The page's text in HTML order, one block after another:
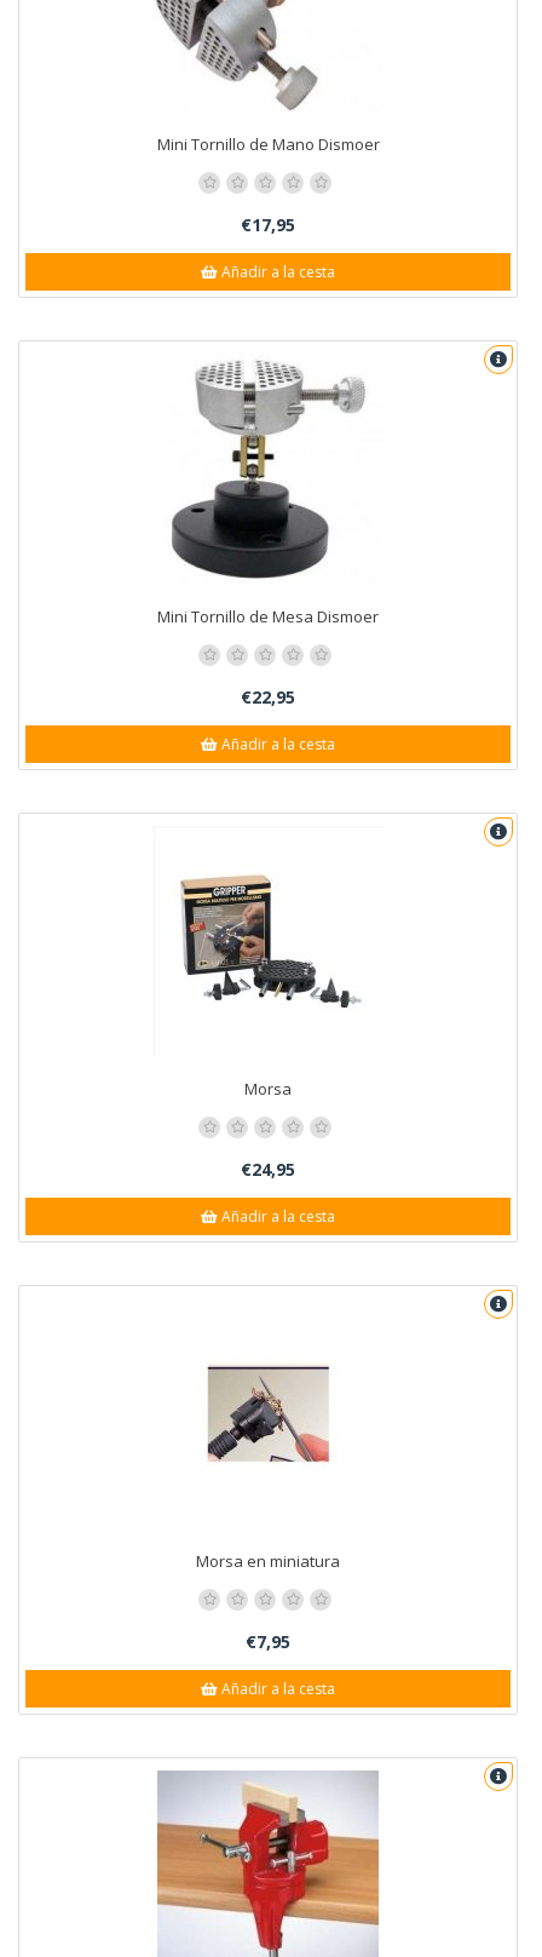
Mini Tornillo de Mano Dismoer
€17,95
Añadir a la cesta
Mini Tornillo de Mesa Dismoer
€22,95
Añadir a la cesta
Morsa
€24,95
Añadir a la cesta
Morsa en miniatura
€7,95
Añadir a la cesta